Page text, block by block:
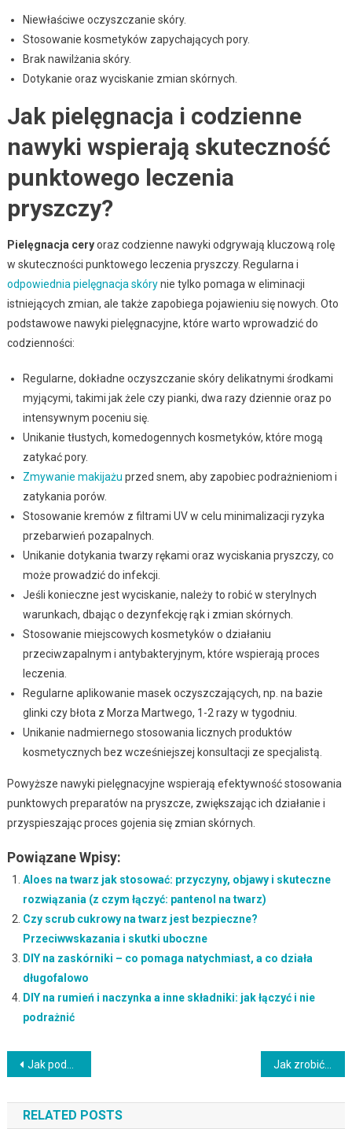
Niewłaściwe oczyszczanie skóry.
Stosowanie kosmetyków zapychających pory.
Brak nawilżania skóry.
Dotykanie oraz wyciskanie zmian skórnych.
Jak pielęgnacja i codzienne
nawyki wspierają skuteczność
punktowego leczenia
pryszczy?
Pielęgnacja ceryoraz codzienne nawyki odgrywają kluczową rolę
w skuteczności punktowego leczenia pryszczy. Regularna i
odpowiednia pielęgnacja skórynie tylko pomaga w eliminacji
istniejących zmian, ale także zapobiega pojawieniu się nowych. Oto
podstawowe nawyki pielęgnacyjne, które warto wprowadzić do
codzienności:
Regularne, dokładne oczyszczanie skóry delikatnymi środkami
myjącymi, takimi jak żele czy pianki, dwa razy dziennie oraz po
intensywnym poceniu się.
Unikanie tłustych, komedogennych kosmetyków, które mogą
zatykać pory.
Zmywanie makijażu przed snem, aby zapobiec podrażnieniom i
zatykania porów.
Stosowanie kremów z filtrami UV w celu minimalizacji ryzyka
przebarwień pozapalnych.
Unikanie dotykania twarzy rękami oraz wyciskania pryszczy, co
może prowadzić do infekcji.
Jeśli konieczne jest wyciskanie, należy to robić w sterylnych
warunkach, dbając o dezynfekcję rąk i zmian skórnych.
Stosowanie miejscowych kosmetyków o działaniu
przeciwzapalnym i antybakteryjnym, które wspierają proces
leczenia.
Regularne aplikowanie masek oczyszczających, np. na bazie
glinki czy błota z Morza Martwego, 1-2 razy w tygodniu.
Unikanie nadmiernego stosowania licznych produktów
kosmetycznych bez wcześniejszej konsultacji ze specjalistą.
Powyższe nawyki pielęgnacyjne wspierają efektywność stosowania
punktowych preparatów na pryszcze, zwiększając ich działanie i
przyspieszając proces gojenia się zmian skórnych.
Powiązane Wpisy:
Aloes na twarz jak stosować: przyczyny, objawy i skuteczne
rozwiązania (z czym łączyć: pantenol na twarz)
Czy scrub cukrowy na twarz jest bezpieczne?
Przeciwwskazania i skutki uboczne
DIY na zaskórniki – co pomaga natychmiast, a co działa
długofalowo
DIY na rumień i naczynka a inne składniki: jak łączyć i nie
podrażnić
Nawigacja
wpisu
Jak podejść do tematu: olej rycynowy na twarz krok po kroku (z czym łączyć: oczyszczanie twarzy olejami) Jak zrobić maseczkę z glinki – kiedy lepiej skonsultować specjalistę
RELATED POSTS